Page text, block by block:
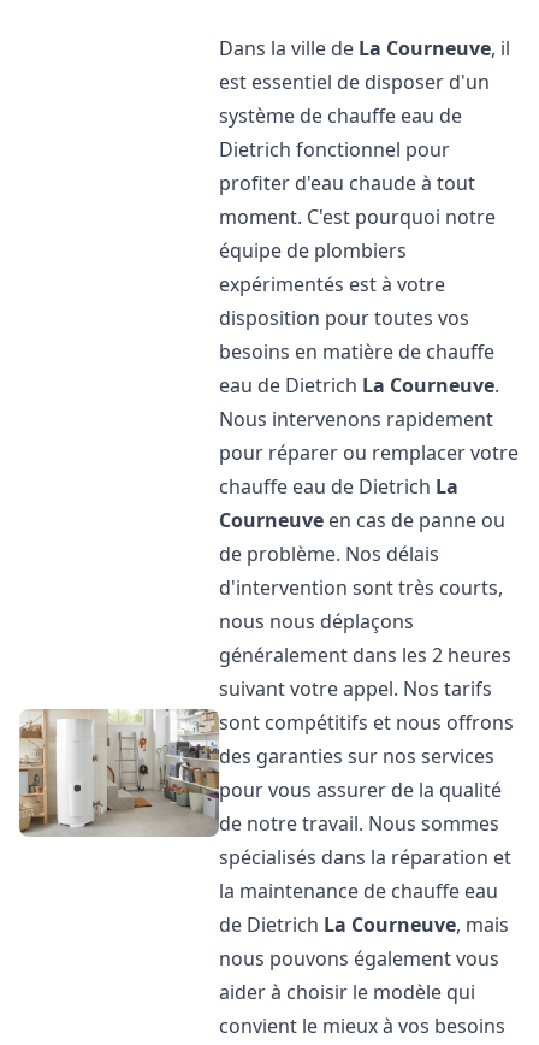
Dans la ville de La Courneuve, il
est essentiel de disposer d'un
système de chauffe eau de
Dietrich fonctionnel pour
profiter d'eau chaude à tout
moment. C'est pourquoi notre
équipe de plombiers
expérimentés est à votre
disposition pour toutes vos
besoins en matière de chauffe
eau de Dietrich La Courneuve.
Nous intervenons rapidement
pour réparer ou remplacer votre
chauffe eau de Dietrich La
Courneuve en cas de panne ou
de problème. Nos délais
d'intervention sont très courts,
nous nous déplaçons
généralement dans les 2 heures
suivant votre appel. Nos tarifs
sont compétitifs et nous offrons
des garanties sur nos services
pour vous assurer de la qualité
de notre travail. Nous sommes
spécialisés dans la réparation et
la maintenance de chauffe eau
de Dietrich La Courneuve, mais
nous pouvons également vous
aider à choisir le modèle qui
convient le mieux à vos besoins